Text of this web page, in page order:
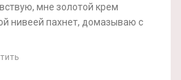
мне золотой крем
нивеей пахнет, домазываю с